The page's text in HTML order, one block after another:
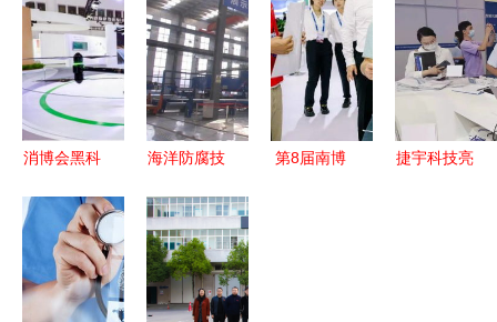
聚焦通信技
术研发与服
务，主题教
育创新推进
位，看望技
术研发与通
讯服务类毕
业生
榆林新材料
集团研发中
心通讯工程
技术研发及
服务探索
区未来的财
富在哪里
通讯工程技
术研发及服
务
消博会黑科
小鹏飞行汽
车引外交官
喝彩，通讯
海洋防腐技
的使用寿命
延至50年，
质量远高于
第8届南博
捷宇科技亮